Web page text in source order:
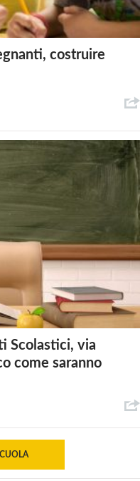
costruire
Scolastici, via
come saranno